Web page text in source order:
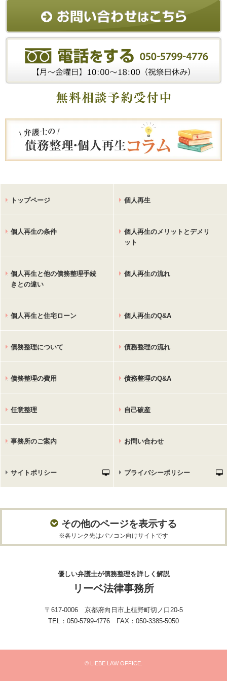
トップページ 個人再生
個人再生の条件
個人再生のメリットとデメリ
ット
個人再生と他の債務整理手続
きとの違い
個人再生の流れ
個人再生と住宅ローン 個人再生のQ&A
債務整理について 債務整理の流れ
債務整理の費用 債務整理のQ&A
任意整理 自己破産
事務所のご案内 お問い合わせ
サイトポリシー プライバシーポリシー
その他のページを表示する
※各リンク先はパソコン向けサイトです
優しい弁護士が債務整理を詳しく解説
リーベ法律事務所
〒617-0006 京都府向日市上植野町切ノ口20-5
TEL：050-5799-4776 FAX：050-3385-5050
© LIEBE LAW OFFICE.